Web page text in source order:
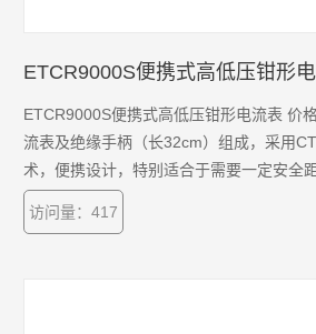
ETCR9000S便携式高低压钳形
ETCR9000S便携式高低压钳形电流表 价
流表及绝缘手柄（长32cm）组成，采用
术，便携设计，特别适合于需要一定安全
流、漏电流测试，选择不同型号产品，能
的电流或漏电流。
访问量：417